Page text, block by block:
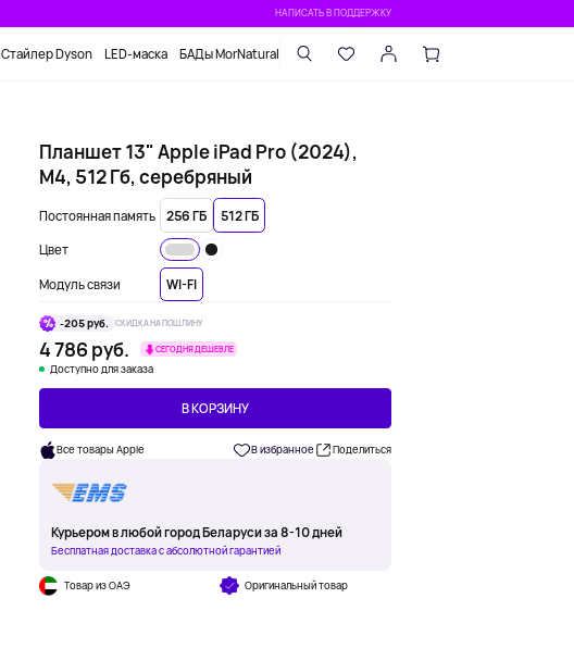
НАПИСАТЬ В ПОДДЕРЖКУ
Стайлер Dyson LED-маска БАДы MorNatural
Планшет 13" Apple iPad Pro (2024),
M4, 512 Гб, серебряный
Постоянная память 256 ГБ 512 ГБ
Цвет
Модуль связи WI-FI
-205 руб. СКИДКА НА ПОШЛИНУ
4 786 руб. СЕГОДНЯ ДЕШЕВЛЕ
Доступно для заказа
В КОРЗИНУ
Все товары Apple В избранное Поделиться
Курьером в любой город Беларуси за 8-10 дней
Бесплатная доставка с абсолютной гарантией
Товар из ОАЭ Оригинальный товар